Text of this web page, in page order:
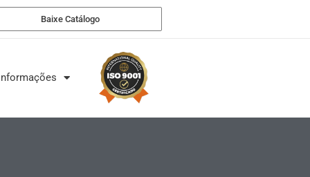
Baixe Catálogo